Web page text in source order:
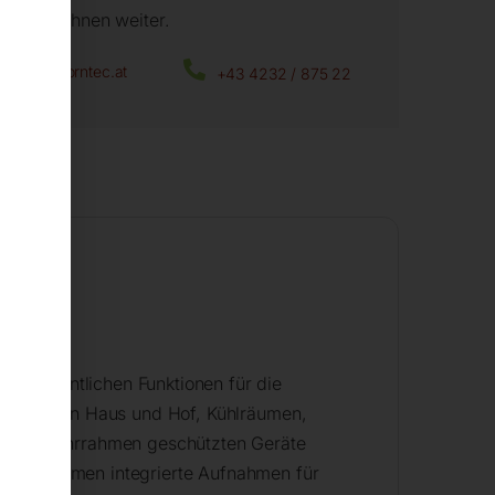
wir Ihnen weiter.
office@horntec.at +43 4232 / 875 22
wesentlichen Funktionen für die
von Haus und Hof, Kühlräumen,
Rohrrahmen geschützten Geräte
integrierte Aufnahmen für